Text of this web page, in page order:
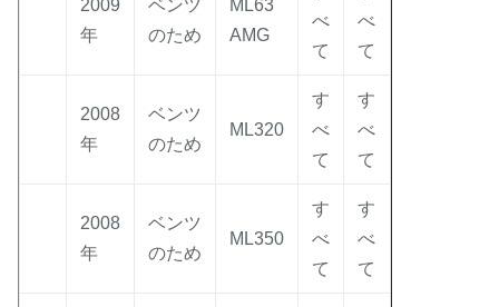
2009
年
ベンツ
のため
ML63
AMG
べ
て
べ
て
2008
年
ベンツ
のため
ML320
す
べ
て
す
べ
て
2008
年
ベンツ
のため
ML350
す
べ
て
す
べ
て